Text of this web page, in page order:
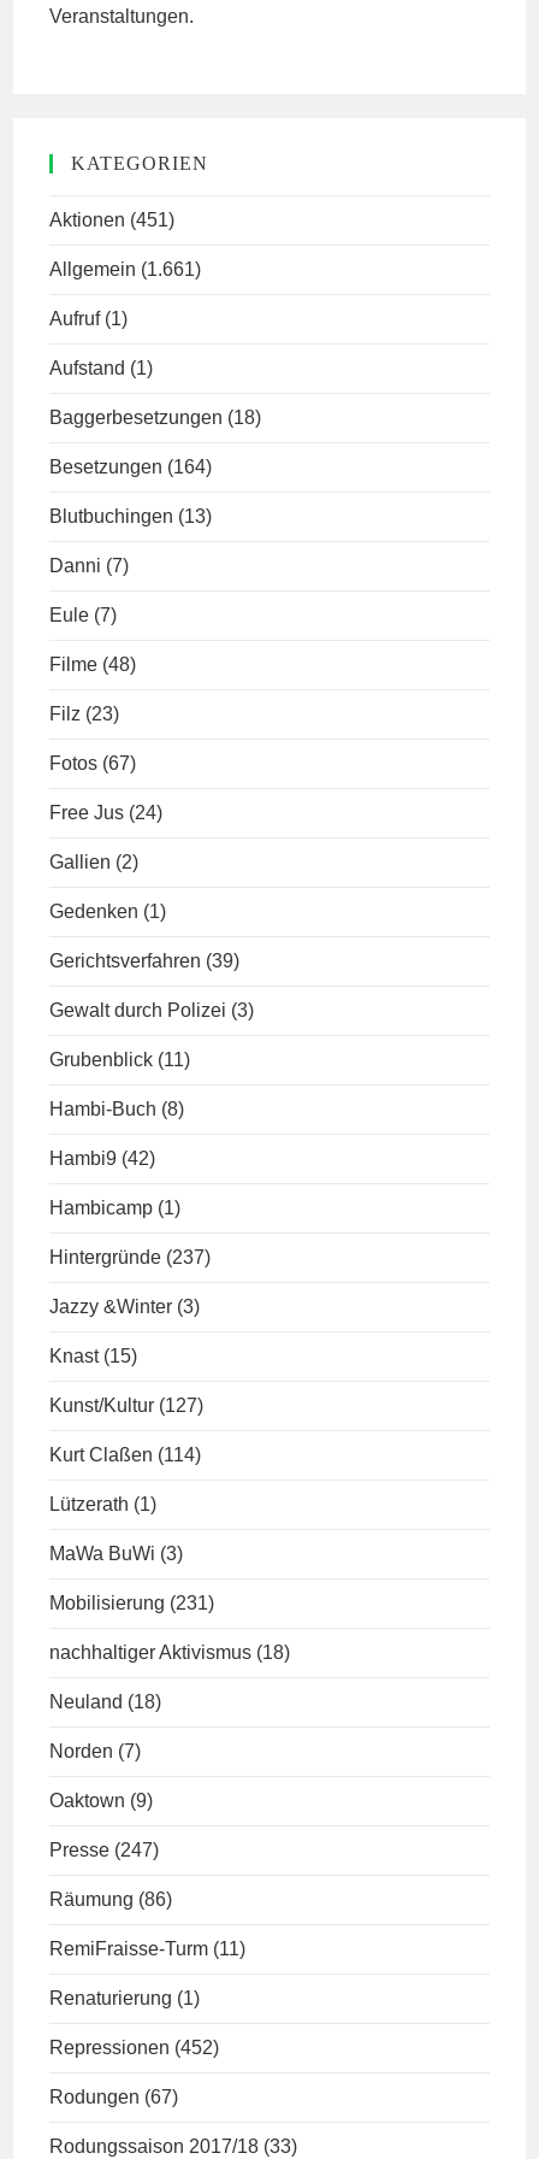
Veranstaltungen.
KATEGORIEN
Aktionen (451)
Allgemein (1.661)
Aufruf (1)
Aufstand (1)
Baggerbesetzungen (18)
Besetzungen (164)
Blutbuchingen (13)
Danni (7)
Eule (7)
Filme (48)
Filz (23)
Fotos (67)
Free Jus (24)
Gallien (2)
Gedenken (1)
Gerichtsverfahren (39)
Gewalt durch Polizei (3)
Grubenblick (11)
Hambi-Buch (8)
Hambi9 (42)
Hambicamp (1)
Hintergründe (237)
Jazzy &Winter (3)
Knast (15)
Kunst/Kultur (127)
Kurt Claßen (114)
Lützerath (1)
MaWa BuWi (3)
Mobilisierung (231)
nachhaltiger Aktivismus (18)
Neuland (18)
Norden (7)
Oaktown (9)
Presse (247)
Räumung (86)
RemiFraisse-Turm (11)
Renaturierung (1)
Repressionen (452)
Rodungen (67)
Rodungssaison 2017/18 (33)